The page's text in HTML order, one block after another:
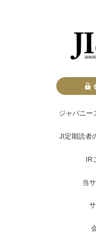
ジャパニー
JI定期読者
IR
当